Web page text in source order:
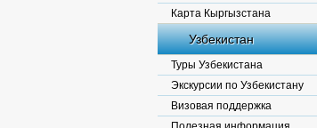
Карта Кыргызстана
Узбекистан
Туры Узбекистана
Экскурсии по Узбекистану
Визовая поддержка